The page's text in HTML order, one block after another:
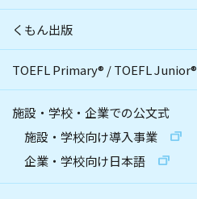
くもん出版
TOEFL Primary® /TOEFL Junior®
施設・学校・企業での公文式
施設・学校向け導入事業
企業・学校向け日本語